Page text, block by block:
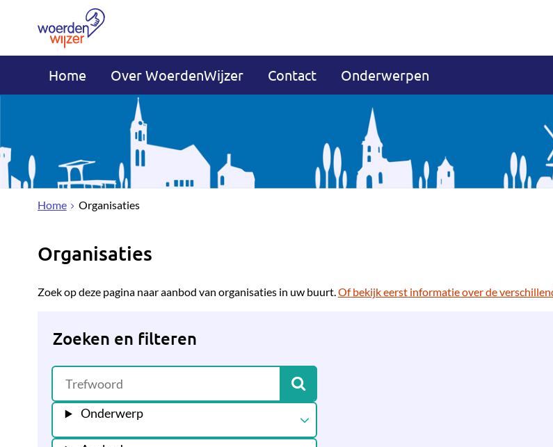
Home Over WoerdenWijzer Contact Onderwerpen
Home Organisaties
Organisaties
Zoek op deze pagina naar aanbod van organisaties in uw buurt.Of bekijk eerst informatie over de
Zoeken en filteren
Onderwerp